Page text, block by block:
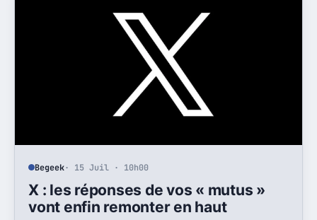
Begeek· 15 Juil · 10h00
X : les réponses de vos « mutus »
vont enfin remonter en haut